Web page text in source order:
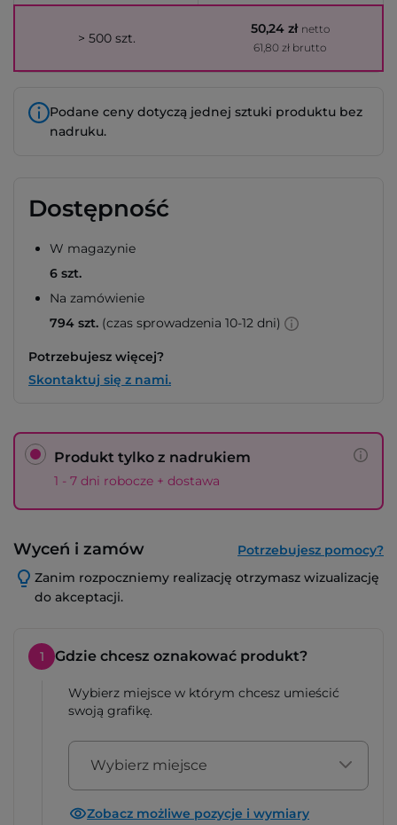
> 500 szt.
50,24 zł netto
61,80 zł brutto
Podane ceny dotyczą jednej sztuki produktu bez
nadruku.
Dostępność
W magazynie
6 szt.
Na zamówienie
794 szt. (czas sprowadzenia 10-12 dni)
Potrzebujesz więcej?
Skontaktuj się z nami.
Produkt tylko z nadrukiem
1 - 7 dni robocze + dostawa
Wyceń i zamów
Potrzebujesz pomocy?
Zanim rozpoczniemy realizację otrzymasz wizualizację
do akceptacji.
1 Gdzie chcesz oznakować produkt?
Wybierz miejsce w którym chcesz umieścić
swoją grafikę.
Wybierz miejsce
Zobacz możliwe pozycje i wymiary